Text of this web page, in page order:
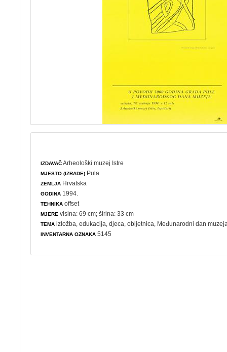
IZDAVAČArheološki muzej Istre
MJESTO (IZRADE) Pula
ZEMLJA Hrvatska
GODINA 1994.
TEHNIKA offset
MJERE visina: 69 cm; širina: 33 cm
TEMA izložba ,edukacija ,djeca ,obljetnica Međunarodni dan
INVENTARNA OZNAKA 5145